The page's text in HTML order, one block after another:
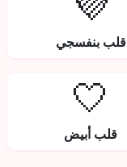
قلب بنفسجي
🤍
قلب أبيض